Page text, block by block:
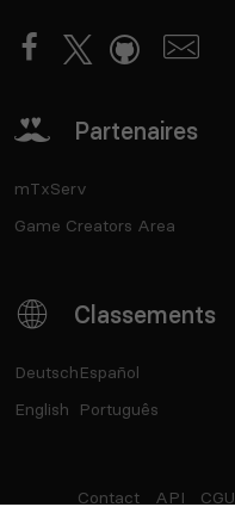
Partenaires
mTxServ
Game Creators Area
Classements
Deutsch
English
Español
Português
Contact API CGU